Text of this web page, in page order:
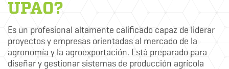
UPAO?
Es un profesional altamente calificado capaz de liderar
proyectos y empresas orientadas al mercado de la
agronomía y la agroexportación. Está preparado para
diseñar y gestionar sistemas de producción agrícola